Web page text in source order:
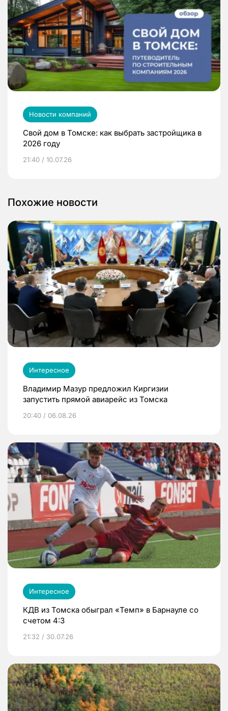
Новости компаний
Свой дом в Томске: как выбрать застройщика в
2026 году
21:40 / 10.07.26
Похожие новости
Интересное
Владимир Мазур предложил Киргизии
запустить прямой авиарейс из Томска
20:40 / 06.08.26
Интересное
КДВ из Томска обыграл «Темп» в Барнауле со
счетом 4:3
21:32 / 30.07.26